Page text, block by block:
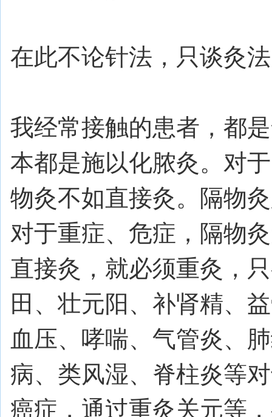
在此不论针法，只谈灸
我经常接触的患者，都
本都是施以化脓灸。对
物灸不如直接灸。隔物
对于重症、危症，隔物
直接灸，就必须重灸，
田、壮元阳、补肾精、
血压、哮喘、气管炎、
病、类风湿、脊柱炎等
癌症，通过重灸关元等